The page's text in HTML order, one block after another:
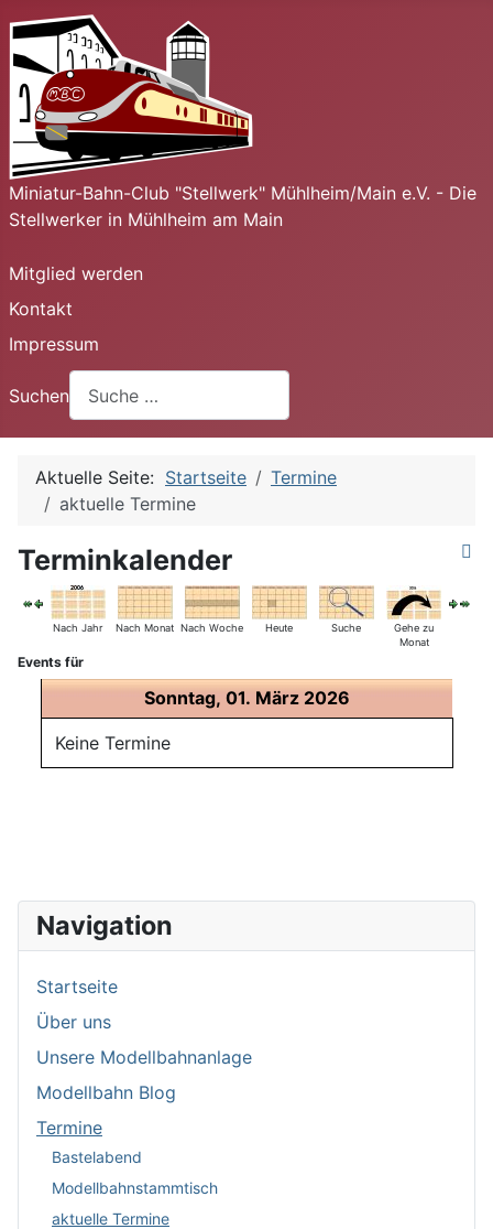
Miniatur-Bahn-Club "Stellwerk" Mühlheim/Main e.V. - Die
Stellwerker in Mühlheim am Main
Mitglied werden
Kontakt
Impressum
Suchen
Aktuelle Seite: Startseite
Termine
aktuelle Termine
Terminkalender
Nach Jahr Nach Monat Nach Woche Heute Suche
Gehe zu
Monat
Events für
Sonntag, 01. März 2026
Keine Termine
Navigation
Startseite
Über uns
Unsere Modellbahnanlage
Modellbahn Blog
Termine
Bastelabend
Modellbahnstammtisch
aktuelle Termine